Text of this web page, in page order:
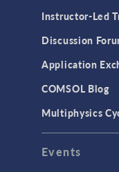
Instructor-Led
Discussion
Application
COMSOL Blog
Multiphysics
Events